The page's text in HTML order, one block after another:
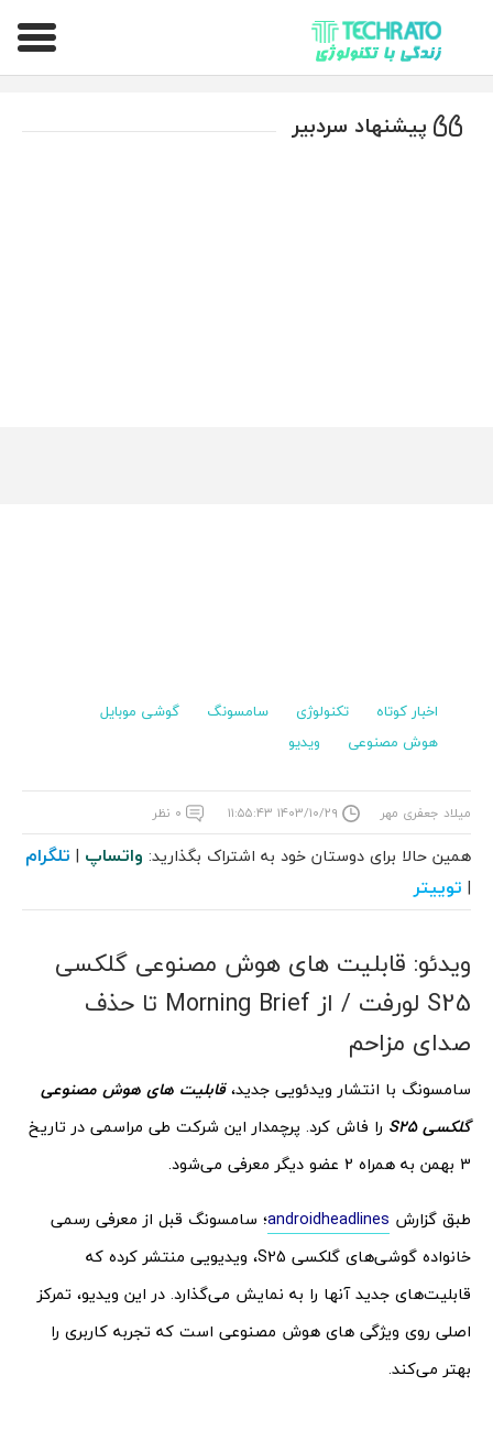
تکراتو – زندگی با تکنولوژی
پیشنهاد سردبیر
اخبار کوتاه تکنولوژی سامسونگ
گوشی موبایل
هوش مصنوعی
ویدیو
میلاد جعفری مهر ۱۴۰۳/۱۰/۲۹ ۱۱:۵۵:۴۳ ۰ نظر
همین حالا برای دوستان خود به اشتراک بگذارید: واتساپ | تلگرام
| توییتر
ویدئو: قابلیت‌ های هوش مصنوعی گلکسی
S25 لورفت / از Morning Brief تا حذف
صدای مزاحم
سامسونگ با انتشار ویدئویی جدید،قابلیت‌ های هوش مصنوعی
گلکسی S25
را فاش کرد. پرچمدار این شرکت طی مراسمی در تاریخ
3 بهمن به همراه 2 عضو دیگر معرفی می‌شود.
طبق گزارش androidheadlines؛ سامسونگ قبل از معرفی رسمی
خانواده گوشی‌های گلکسی S25، ویدیویی منتشر کرده که
قابلیت‌های جدید آنها را به نمایش می‌گذارد. در این ویدیو، تمرکز
اصلی روی ویژگی‌ های هوش مصنوعی است که تجربه کاربری را
بهتر می‌کند.